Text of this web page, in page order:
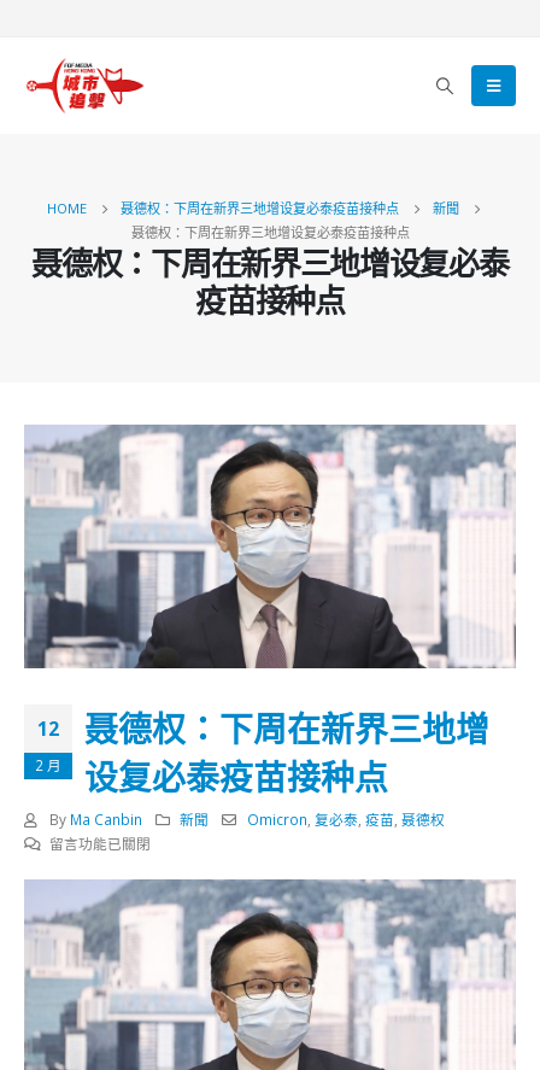
HOME 聂德权：下周在新界三地增设复必泰疫苗接种点
新聞
聂德权：下周在新界三地增设复必泰疫苗接种点
聂德权：下周在新界三地增设复必泰
疫苗接种点
12
2 月
聂德权：下周在新界三地增
设复必泰疫苗接种点
By Ma Canbin 新聞 Omicron ,复必泰 ,疫苗 ,聂德权
在
权：
下
新
界
三
留言功能已關閉